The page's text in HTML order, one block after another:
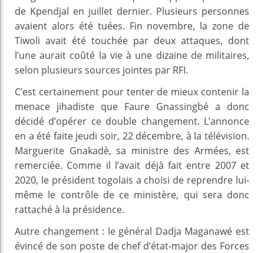
de Kpendjal en juillet dernier. Plusieurs personnes
avaient alors été tuées. Fin novembre, la zone de
Tiwoli avait été touchée par deux attaques, dont
l’une aurait coûté la vie à une dizaine de militaires,
selon plusieurs sources jointes par RFI.
C’est certainement pour tenter de mieux contenir la
menace jihadiste que Faure Gnassingbé a donc
décidé d’opérer ce double changement. L’annonce
en a été faite jeudi soir, 22 décembre, à la télévision.
Marguerite Gnakadè, sa ministre des Armées, est
remerciée. Comme il l’avait déjà fait entre 2007 et
2020, le président togolais a choisi de reprendre lui-
même le contrôle de ce ministère, qui sera donc
rattaché à la présidence.
Autre changement : le général Dadja Maganawé est
évincé de son poste de chef d’état-major des Forces